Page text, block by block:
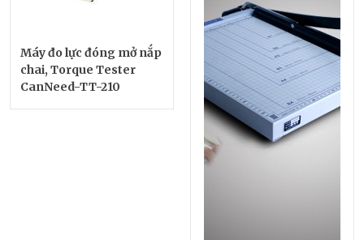
Máy đo lực đóng mở nắp
chai, Torque Tester
CanNeed-TT-210